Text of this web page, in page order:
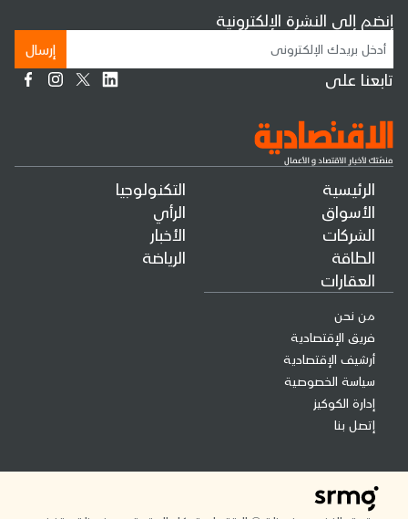
الرئيسية
الأسواق
الشركات
الطاقة
العقارات
التكنولوجيا
الرأي
الأخبار
الرياضة
من نحن
فريق الإقتصادية
أرشيف الإقتصادية
سياسة الخصوصية
إدارة الكوكيز
إتصل بنا
إنضم إلى النشرة الإلكترونية
إرسال
تابعنا على